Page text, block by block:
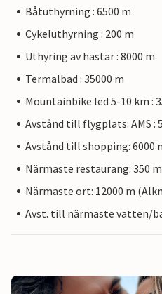
Båtuthyrning : 6500 m
Cykeluthyrning : 200 m
Uthyring av hästar : 8000 m
Termalbad : 35000 m
Mountainbike led 5-10 km :
Avstånd till flygplats: AMS :
Avstånd till shopping: 6000
Närmaste restaurang: 350 m
Närmaste ort: 12000 m
Avst. till närmaste vatten/